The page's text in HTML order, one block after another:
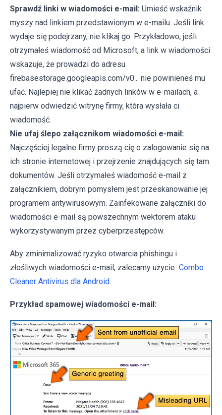
Sprawdź linki w wiadomości e-mail: Umieść wskaźnik
myszy nad linkiem przedstawionym w e-mailu. Jeśli link
wydaje się podejrzany, nie klikaj go. Przykładowo, jeśli
otrzymałeś wiadomość od Microsoft, a link w wiadomości
wskazuje, że prowadzi do adresu
firebasestorage.googleapis.com/v0... nie powinieneś mu
ufać. Najlepiej nie klikać żadnych linków w e-mailach, a
najpierw odwiedzić witrynę firmy, która wysłała ci
wiadomość.
Nie ufaj ślepo załącznikom wiadomości e-mail:
Najczęściej legalne firmy proszą cię o zalogowanie się na
ich stronie internetowej i przejrzenie znajdujących się tam
dokumentów. Jeśli otrzymałeś wiadomość e-mail z
załącznikiem, dobrym pomysłem jest przeskanowanie jej
programem antywirusowym. Zainfekowane załączniki do
wiadomości e-mail są powszechnym wektorem ataku
wykorzystywanym przez cyberprzestępców.
Aby zminimalizować ryzyko otwarcia phishingu i
złośliwych wiadomości e-mail, zalecamy użycie Combo
Cleaner Antivirus dla Android.
Przykład spamowej wiadomości e-mail: